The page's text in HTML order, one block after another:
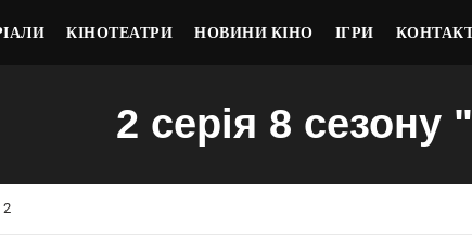
КІНОТЕАТРИ НОВИНИ КІНО ІГРИ
2 серія 8
2